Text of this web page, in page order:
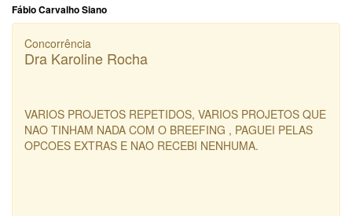
Fábio Carvalho Siano
Concorrência
Dra Karoline Rocha
VARIOS PROJETOS REPETIDOS, VARIOS PROJETOS QUE
NAO TINHAM NADA COM O BREEFING , PAGUEI PELAS
OPCOES EXTRAS E NAO RECEBI NENHUMA.